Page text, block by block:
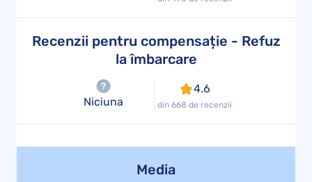
Recenzii pentru compensație - Refuz
la îmbarcare
Niciuna
4.6
din 668 de recenzii
Media